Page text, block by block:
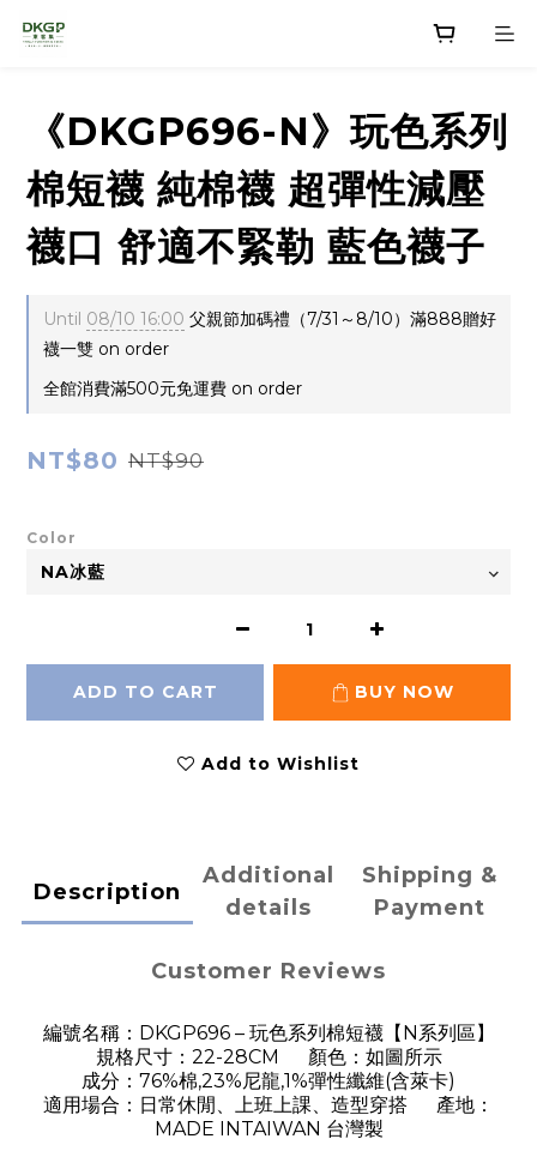
《DKGP696-N》玩色系列
棉短襪 純棉襪 超彈性減壓
襪口 舒適不緊勒 藍色襪子
Until 08/10 16:00 父親節加碼禮（7/31～8/10）滿888贈好
襪一雙 on order
全館消費滿500元免運費 on order
NT$80 NT$90
Color
ADD TO CART BUY NOW
Add to Wishlist
Description
Additional
details
Shipping &
Payment
Customer Reviews
編號名稱： DKGP696 – 玩色系列棉短襪【 N系列區】
規格尺寸： 22-28CM
顏色：如圖所示
成分： 76%棉,23%尼龍,1%彈性纖維(含萊卡)
適用場合：日常休閒、上班上課、造型穿搭 產地：
MADE INTAIWAN 台灣製